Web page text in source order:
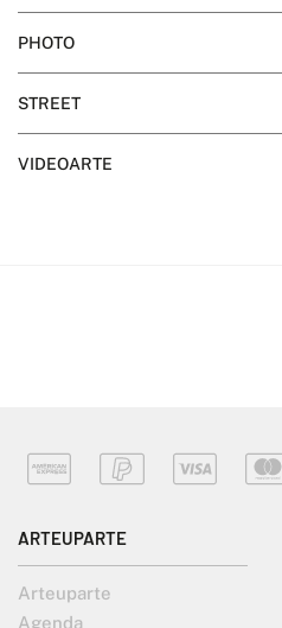
PHOTO
STREET
VIDEOARTE
ARTEUPARTE
Arteuparte
Agenda